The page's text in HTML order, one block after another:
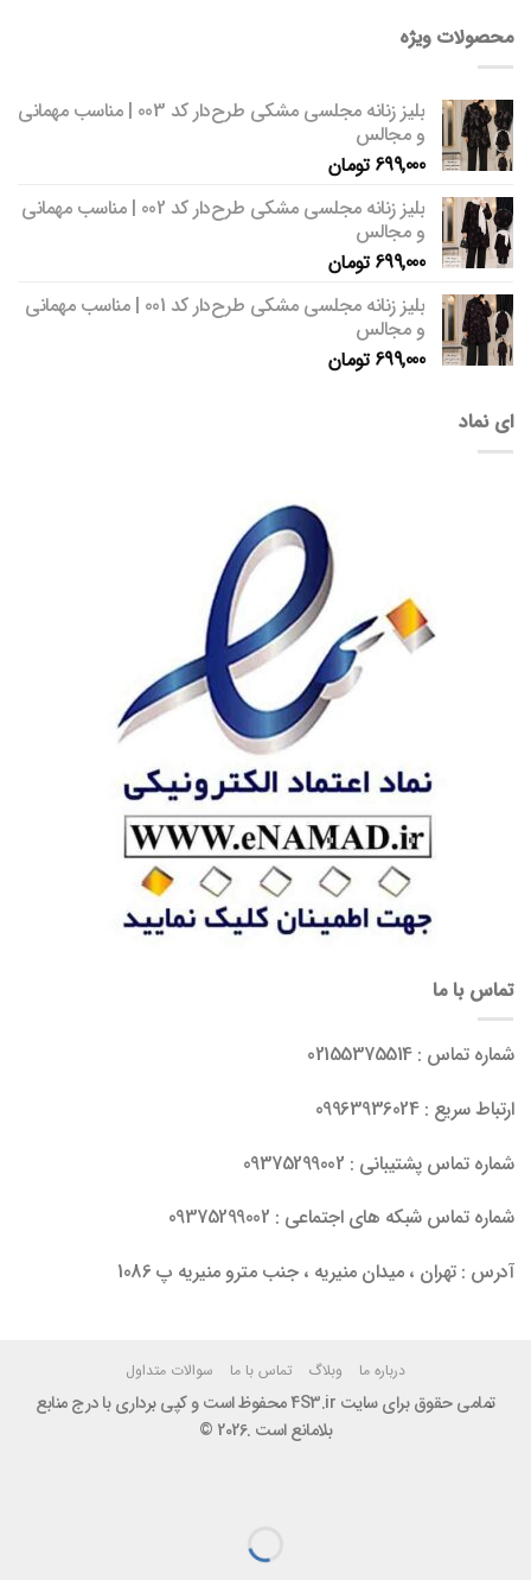
محصولات ویژه
بلیز زنانه مجلسی مشکی طرح‌دار کد 003 | مناسب مهمانی
و مجالس
699,000 تومان
بلیز زنانه مجلسی مشکی طرح‌دار کد 002 | مناسب مهمانی
و مجالس
699,000 تومان
بلیز زنانه مجلسی مشکی طرح‌دار کد 001 | مناسب مهمانی
و مجالس
699,000 تومان
ای نماد
تماس با ما
شماره تماس : 02155375514
ارتباط سریع : 09963936024
شماره تماس پشتیبانی : 09375299002
شماره تماس شبکه های اجتماعی : 09375299002
آدرس : تهران ، میدان منیریه ، جنب مترو منیریه پ 1086
درباره ما وبلاگ تماس با ما سوالات متداول
تمامی حقوق برای سایت 4S3.ir محفوظ است و کپی برداری با درج منابع
بلامانع است .2026 ©